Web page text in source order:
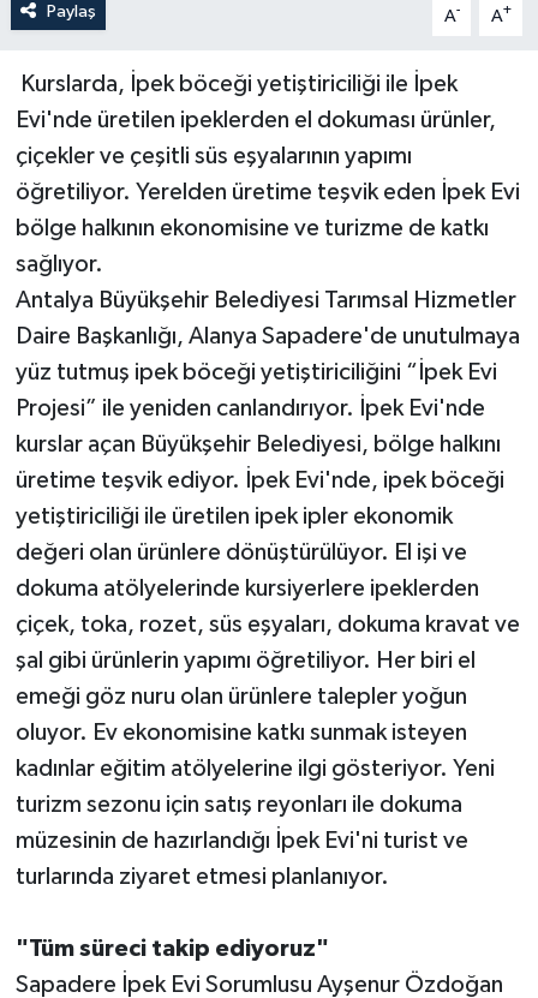
Paylaş A- A+
Kurslarda, İpek böceği yetiştiriciliği ile İpek
Evi'nde üretilen ipeklerden el dokuması ürünler,
çiçekler ve çeşitli süs eşyalarının yapımı
öğretiliyor. Yerelden üretime teşvik eden İpek Evi
bölge halkının ekonomisine ve turizme de katkı
sağlıyor.
Antalya Büyükşehir Belediyesi Tarımsal Hizmetler
Daire Başkanlığı, Alanya Sapadere'de unutulmaya
yüz tutmuş ipek böceği yetiştiriciliğini “İpek Evi
Projesi” ile yeniden canlandırıyor. İpek Evi'nde
kurslar açan Büyükşehir Belediyesi, bölge halkını
üretime teşvik ediyor. İpek Evi'nde, ipek böceği
yetiştiriciliği ile üretilen ipek ipler ekonomik
değeri olan ürünlere dönüştürülüyor. El işi ve
dokuma atölyelerinde kursiyerlere ipeklerden
çiçek, toka, rozet, süs eşyaları, dokuma kravat ve
şal gibi ürünlerin yapımı öğretiliyor. Her biri el
emeği göz nuru olan ürünlere talepler yoğun
oluyor. Ev ekonomisine katkı sunmak isteyen
kadınlar eğitim atölyelerine ilgi gösteriyor. Yeni
turizm sezonu için satış reyonları ile dokuma
müzesinin de hazırlandığı İpek Evi'ni turist ve
turlarında ziyaret etmesi planlanıyor.
"Tüm süreci takip ediyoruz"
Sapadere İpek Evi Sorumlusu Ayşenur Özdoğan
Sağlık
Siyaset
Sosyal medya
Teknoloji
Televizyon
Turizm
Yaşam